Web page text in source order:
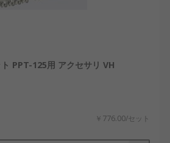
械や家庭用電子機器に広く
：電源ケーブルを保護し、
役割を果たす。
具
るための部品で、工場や通
る。
PPT-125用 アクセサリ VH
￥776.00/セット